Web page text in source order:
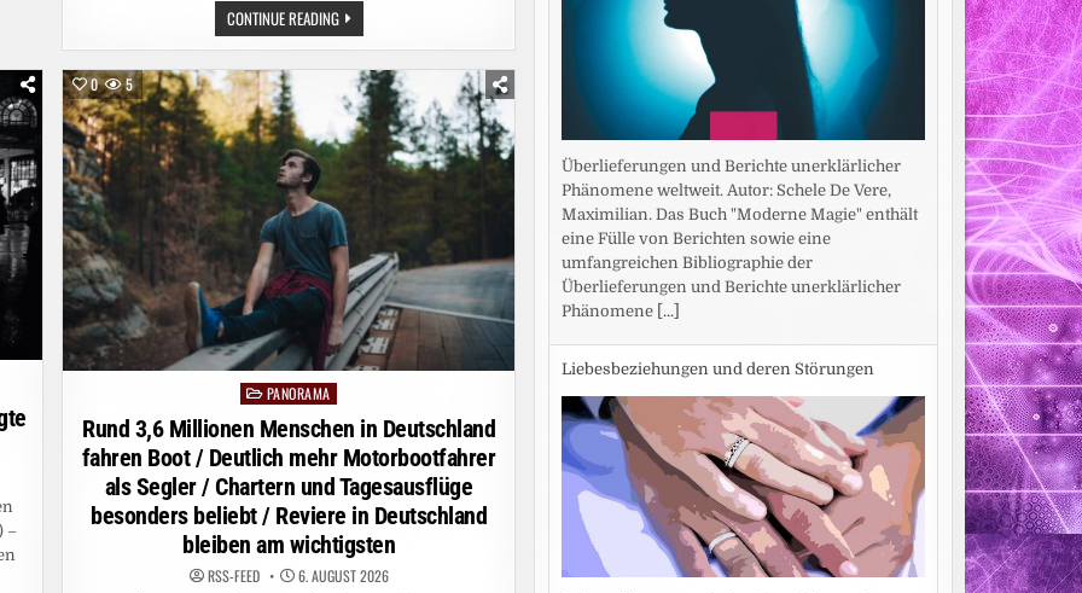
CONTINUE READINGTV-
BÖSEWICHT
AUS
ROSEN“
HILFT
BEDÜRFTIGEN
RENTNERN:
SCHAUSPIELER
FLORIAN
ODENDAHL
TAUSCHT
FILMSET
GEGEN
LICHTBLICK-
BÜRO
–
0 5
PostedPANORAMA
Rund 3,6 Millionen Menschen in Deutschland
fahren Boot / Deutlich mehr Motorbootfahrer
als Segler / Chartern und Tagesausflüge
besonders beliebt / Reviere in Deutschland
bleiben am wichtigsten
RSS-FEED 6. AUGUST 2026
Überlieferungen und Berichte unerklärlicher
Phänomene weltweit. Autor: Schele De Vere,
Maximilian. Das Buch "Moderne Magie" enthält
eine Fülle von Berichten sowie eine
umfangreichen Bibliographie der
Überlieferungen und Berichte unerklärlicher
Phänomene [...]
Liebesbeziehungen und deren Störungen